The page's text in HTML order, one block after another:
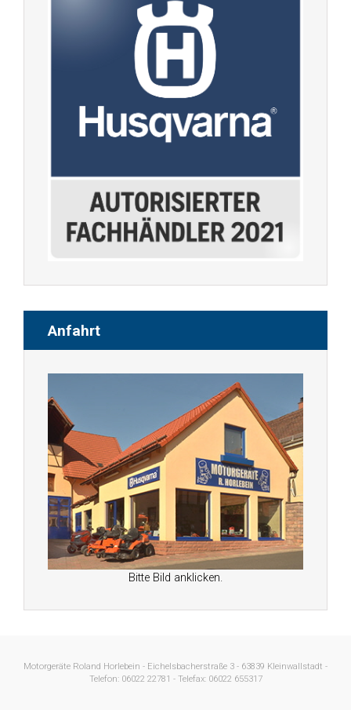
Anfahrt
Bitte Bild anklicken.
Motorgeräte Roland Horlebein - Eichelsbacherstraße 3 - 63839 Kleinwallstadt -
Telefon: 06022 22781 - Telefax: 06022 655317